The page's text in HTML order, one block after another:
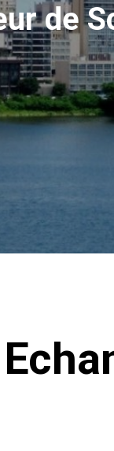
de